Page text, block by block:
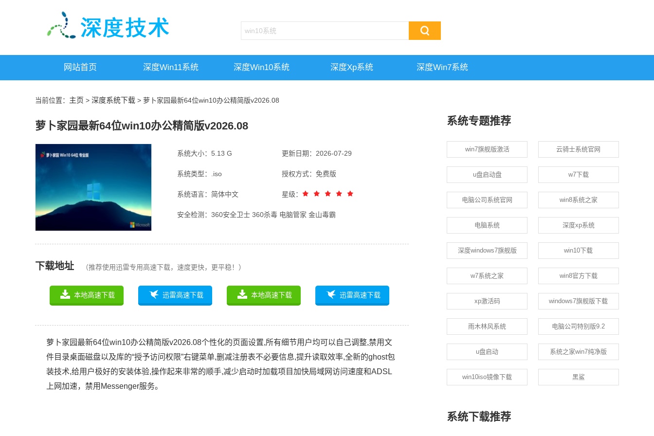
网站首页 深度win11系统 深度win10系统 深度xp系统 深度win7系统
当前位置： 主页 > 深度系统下载 > 萝卜家园最新64位win10办公精简版v2026.08
萝卜家园最新64位win10办公精简版v2026.08
系统大小：5.13 G 更新日期：2026-07-29
系统类型：.iso 授权方式：免费版
系统语言：简体中文 星级：
安全检测：360安全卫士 360杀毒 电脑管家 金山毒霸
下载地址 （推荐使用迅雷专用高速下载，速度更快，更平稳！）
本地高速下载 迅雷高速下载 本地高速下载 迅雷高速下载
萝卜家园最新64位win10办公精简版v2026.08个性化的页面设置,所有细节用户均可以自己调整,禁用文
件目录桌面磁盘以及库的“授予访问权限”右键菜单,删减注册表不必要信息,提升读取效率,全新的ghost包
装技术,给用户极好的安装体验,操作起来非常的顺手,减少启动时加载项目加快局域网访问速度和ADSL
上网加速，禁用Messenger服务。
系统专题推荐
win7旗舰版激活 云骑士系统官网
u盘启动盘 w7下载
电脑公司系统官网 win8系统之家
电脑系统 深度xp系统
深度windows7旗舰版 win10下载
w7系统之家 win8官方下载
xp激活码 windows7旗舰版下载
雨木林风系统 电脑公司特别版9.2
u盘启动 系统之家win7纯净版
win10iso镜像下载 黑鲨
系统下载推荐